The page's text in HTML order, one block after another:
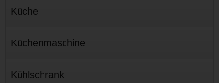
Küche
Küchenmaschine
Kühlschrank